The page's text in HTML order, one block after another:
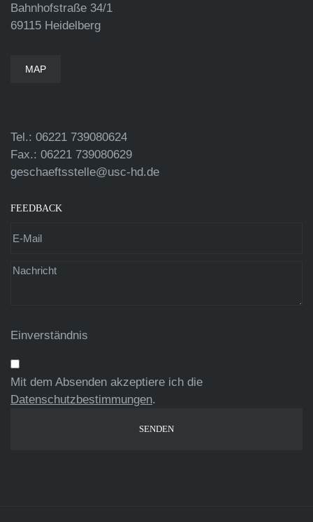
Bahnhofstraße 34/1
69115 Heidelberg
MAP
Tel.: 06221 739080624
Fax.: 06221 739080629
geschaeftsstelle@usc-hd.de
FEEDBACK
Einverständnis
Mit dem Absenden akzeptiere ich die
Datenschutzbestimmungen.